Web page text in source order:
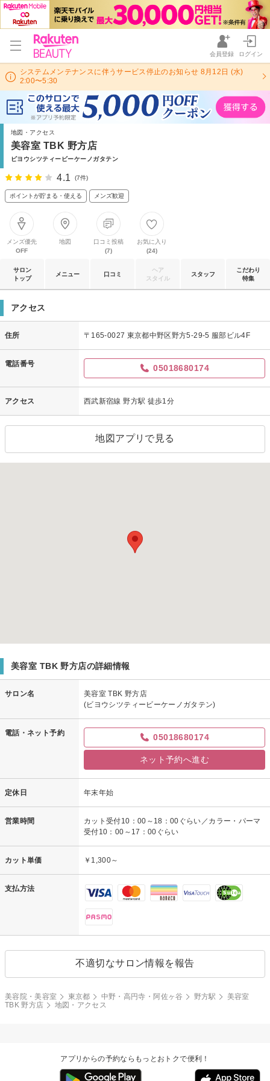
会員登録 ログイン
システムメンテナンスに伴うサービス停止のお知らせ 8月12日 (水)
2:00〜5:30
地図・アクセス
美容室 TBK 野方店
ビヨウシツティービーケーノガタテン
4.1 (7件)
ポイントが貯まる・使える メンズ歓迎
メンズ優先
OFF
地図
口コミ投稿
(7)
お気に入り
(24)
サロン
トップ
メニュー 口コミ
ヘア
スタイル
スタッフ
こだわり
特集
アクセス
住所 〒165-0027 東京都中野区野方5-29-5 服部ビル4F
電話番号 05018680174
アクセス 西武新宿線 野方駅 徒歩1分
地図アプリで見る
美容室 TBK 野方店の詳細情報
サロン名
美容室 TBK 野方店
(ビヨウシツティービーケーノガタテン)
電話・ネット予約 05018680174
ネット予約へ進む
定休日 年末年始
営業時間
カット受付10：00～18：00ぐらい／カラー・パーマ
受付10：00～17：00ぐらい
カット単価 ￥1,300～
支払方法
不適切なサロン情報を報告
美容院・美容室 東京都 中野・高円寺・阿佐ヶ谷 野方駅
美容室
TBK 野方店
地図・アクセス
アプリからの予約ならもっとおトクで便利！